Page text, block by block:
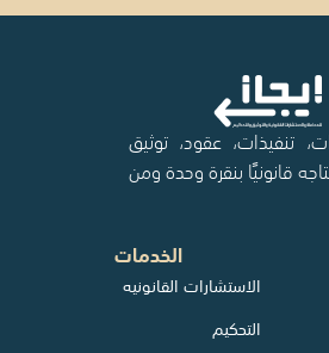
تنفيذات، عقود، توثيق
قانونيًا بنقرة وحدة ومن
الخدمات
الاستشارات القانونيه
التحكيم